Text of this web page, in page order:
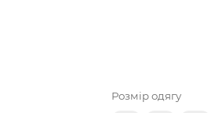
Розмір одягу